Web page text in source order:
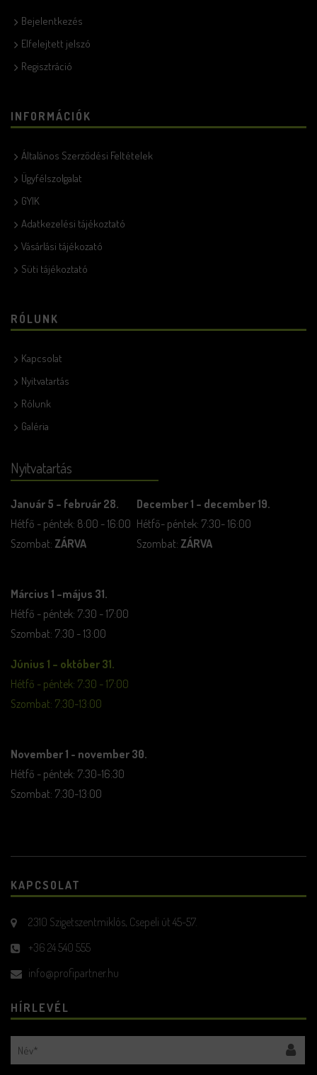
Bejelentkezés
Elfelejtett jelszó
Regisztráció
INFORMÁCIÓK
Általános Szerződési Feltételek
Ügyfélszolgalat
GYIK
Adatkezelési tájékoztató
Vásárlási tájékozató
Süti tájékoztató
RÓLUNK
Kapcsolat
Nyitvatartás
Rólunk
Galéria
Nyitvatartás
Január 5 – február 28.
Hétfő - péntek: 8:00 - 16:00
Szombat: ZÁRVA
December 1 – december 19.
Hétfő- péntek: 7:30- 16:00
Szombat: ZÁRVA
Március 1 –május 31.
Hétfő - péntek: 7:30 - 17:00
Szombat: 7:30 - 13:00
Június 1 – október 31.
Hétfő - péntek: 7:30 - 17:00
Szombat: 7:30-13:00
November 1 - november 30.
Hétfő - péntek: 7:30-16:30
Szombat: 7:30-13:00
KAPCSOLAT
2310 Szigetszentmiklós, Csepeli út 45-57.
+36 24 540 555
info@profipartner.hu
HÍRLEVÉL